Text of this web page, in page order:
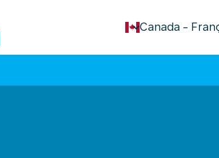
Canada -
keyboard_arrow_down